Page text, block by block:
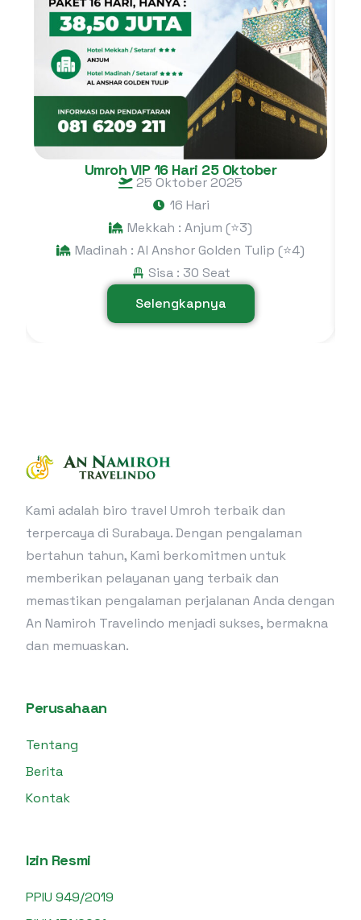
Umroh VIP 16 Hari 25 Oktober
25 Oktober 2025
16 Hari
Mekkah : Anjum (⭐3)
Madinah : Al Anshor Golden Tulip (⭐4)
Sisa : 30 Seat
Selengkapnya
Kami adalah biro travel Umroh terbaik dan
terpercaya di Surabaya. Dengan pengalaman
bertahun tahun, Kami berkomitmen untuk
memberikan pelayanan yang terbaik dan
memastikan pengalaman perjalanan Anda dengan
An Namiroh Travelindo menjadi sukses, bermakna
dan memuaskan.
Perusahaan
Tentang
Berita
Kontak
Izin Resmi
PPIU 949/2019